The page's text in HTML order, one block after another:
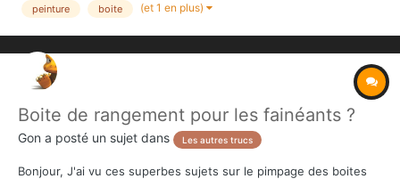
peinture boite (et 1 en plus)
Boite de rangement pour les fainéants ?
Gon a posté un sujet dans Les autres trucs
Bonjour, J'ai vu ces superbes sujets sur le pimpage des boites